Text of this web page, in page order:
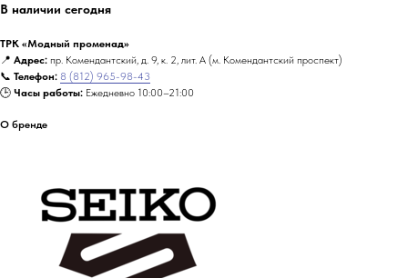
В наличии сегодня
ТРК «Модный променад»
📍 Адрес: пр. Комендантский, д. 9, к. 2, лит. А (м. Комендантский проспект)
📞 Телефон: 8 (812) 965-98-43
🕒 Часы работы: Ежедневно 10:00–21:00
О бренде